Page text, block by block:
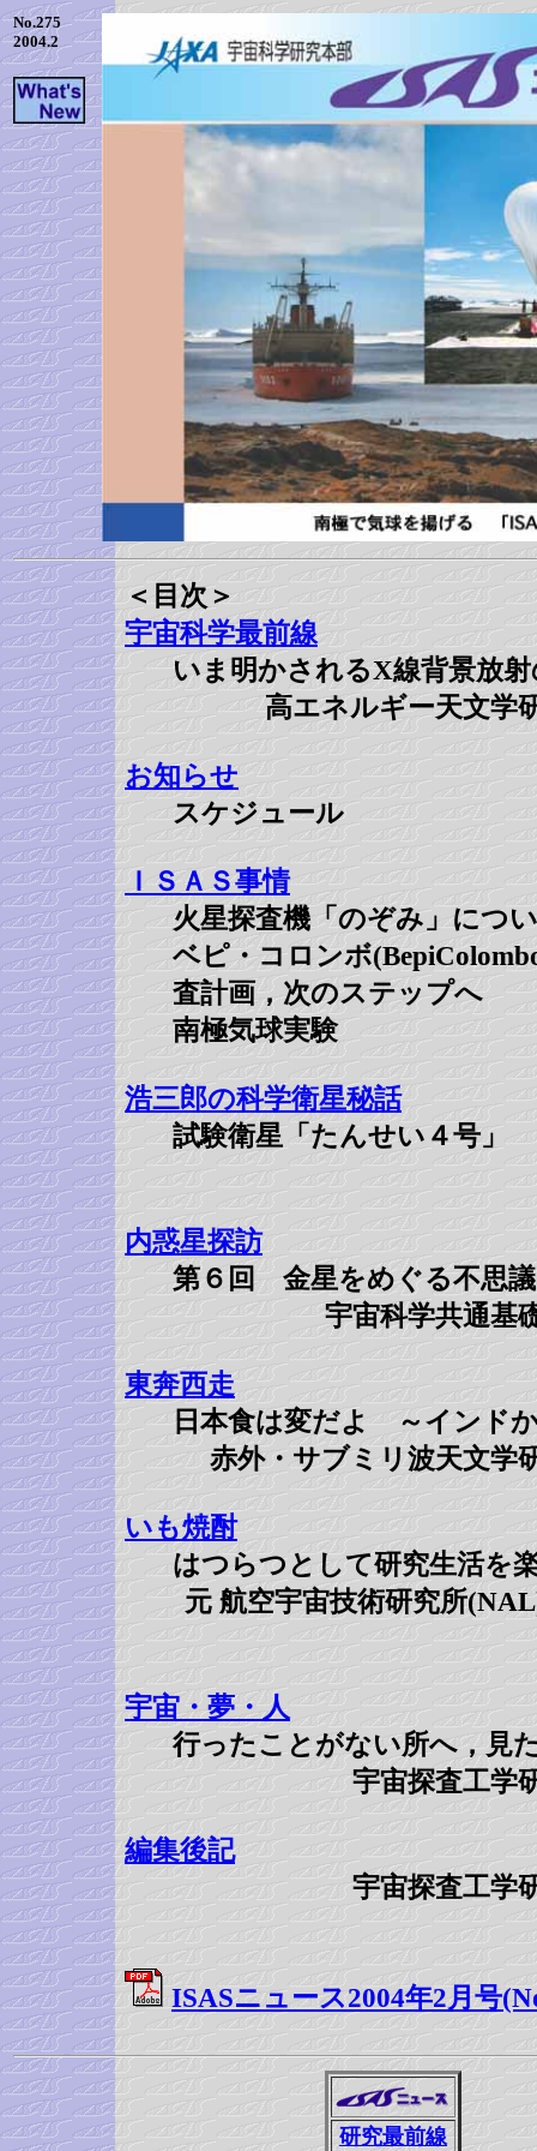
No.275
2004.2
＜目次＞
宇宙科学最前線
いま明かされるX線背景放
高エネルギー天文
お知らせ
スケジュール
ＩＳＡＳ事情
火星探査機「のぞみ」につ
ベピ・コロンボ
査計画，次のステップへ
南極気球実験
浩三郎の科学衛星秘話
試験衛星「たんせい４号」
内惑星探訪
第６回 金星をめぐる不思
宇宙科学共通
東奔西走
日本食は変だよ ～インド
赤外・サブミリ波天文
いも焼酎
はつらつとして研究生活を
元 航空宇宙技術研究所
宇宙・夢・人
行ったことがない所へ，見
宇宙探査工
編集後記
宇宙探査工
ISASニュース2004年2月号
研究最前線